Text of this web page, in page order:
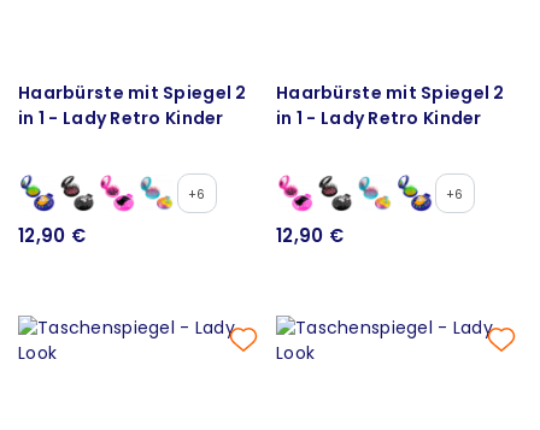
Haarbürste mit Spiegel 2
in 1 - Lady Retro Kinder
+6
12,90 €
Haarbürste mit Spiegel 2
in 1 - Lady Retro Kinder
+6
12,90 €